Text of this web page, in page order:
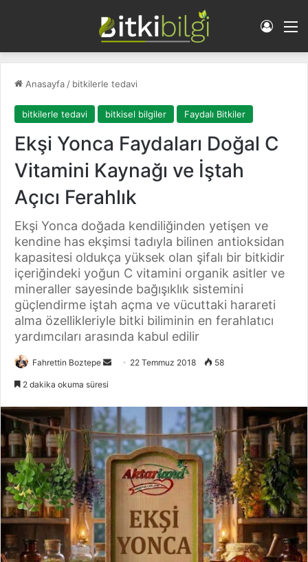
Giriş
Anasayfa / bitkilerle tedavi
bitkilerle tedavi bitkisel bilgiler Faydalı Bitkiler
Ekşi Yonca Faydaları Doğal C
Vitamini Kaynağı ve İştah
Açıcı Ferahlık
Ekşi Yonca doğada kendiliğinden yetişen ve
kendine has ekşimsi tadıyla bilinen antioksidan
kapasitesi oldukça yüksek olan şifalı bir bitkidir
içeriğindeki yoğun C vitamini organik asitler ve
mineraller sayesinde bağışıklık sistemini
güçlendirme iştah açma ve vücuttaki harareti
alma özellikleriyle bitki biliminin en ferahlatıcı
yardımcıları arasında kabul edilir
Fahrettin Boztepe
-
p
o
22 Temmuz 2018 58
2 dakika okuma süresi